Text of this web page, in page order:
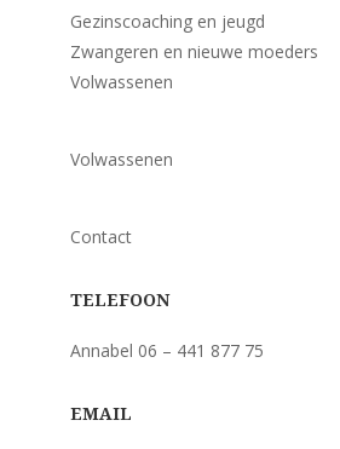
Gezinscoaching en jeugd
Zwangeren en nieuwe moeders
Volwassenen
Volwassenen
Contact
TELEFOON
Annabel 06 – 441 877 75
EMAIL